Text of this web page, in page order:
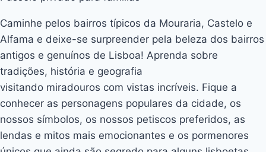
Caminhe pelos bairros típicos da Mouraria, Castelo e
Alfama e deixe-se surpreender pela beleza dos bairros
antigos e genuínos de Lisboa! Aprenda sobre
tradições, história e geografia
visitando miradouros com vistas incríveis. Fique a
conhecer as personagens populares da cidade, os
nossos símbolos, os nossos petiscos preferidos, as
lendas e mitos mais emocionantes e os pormenores